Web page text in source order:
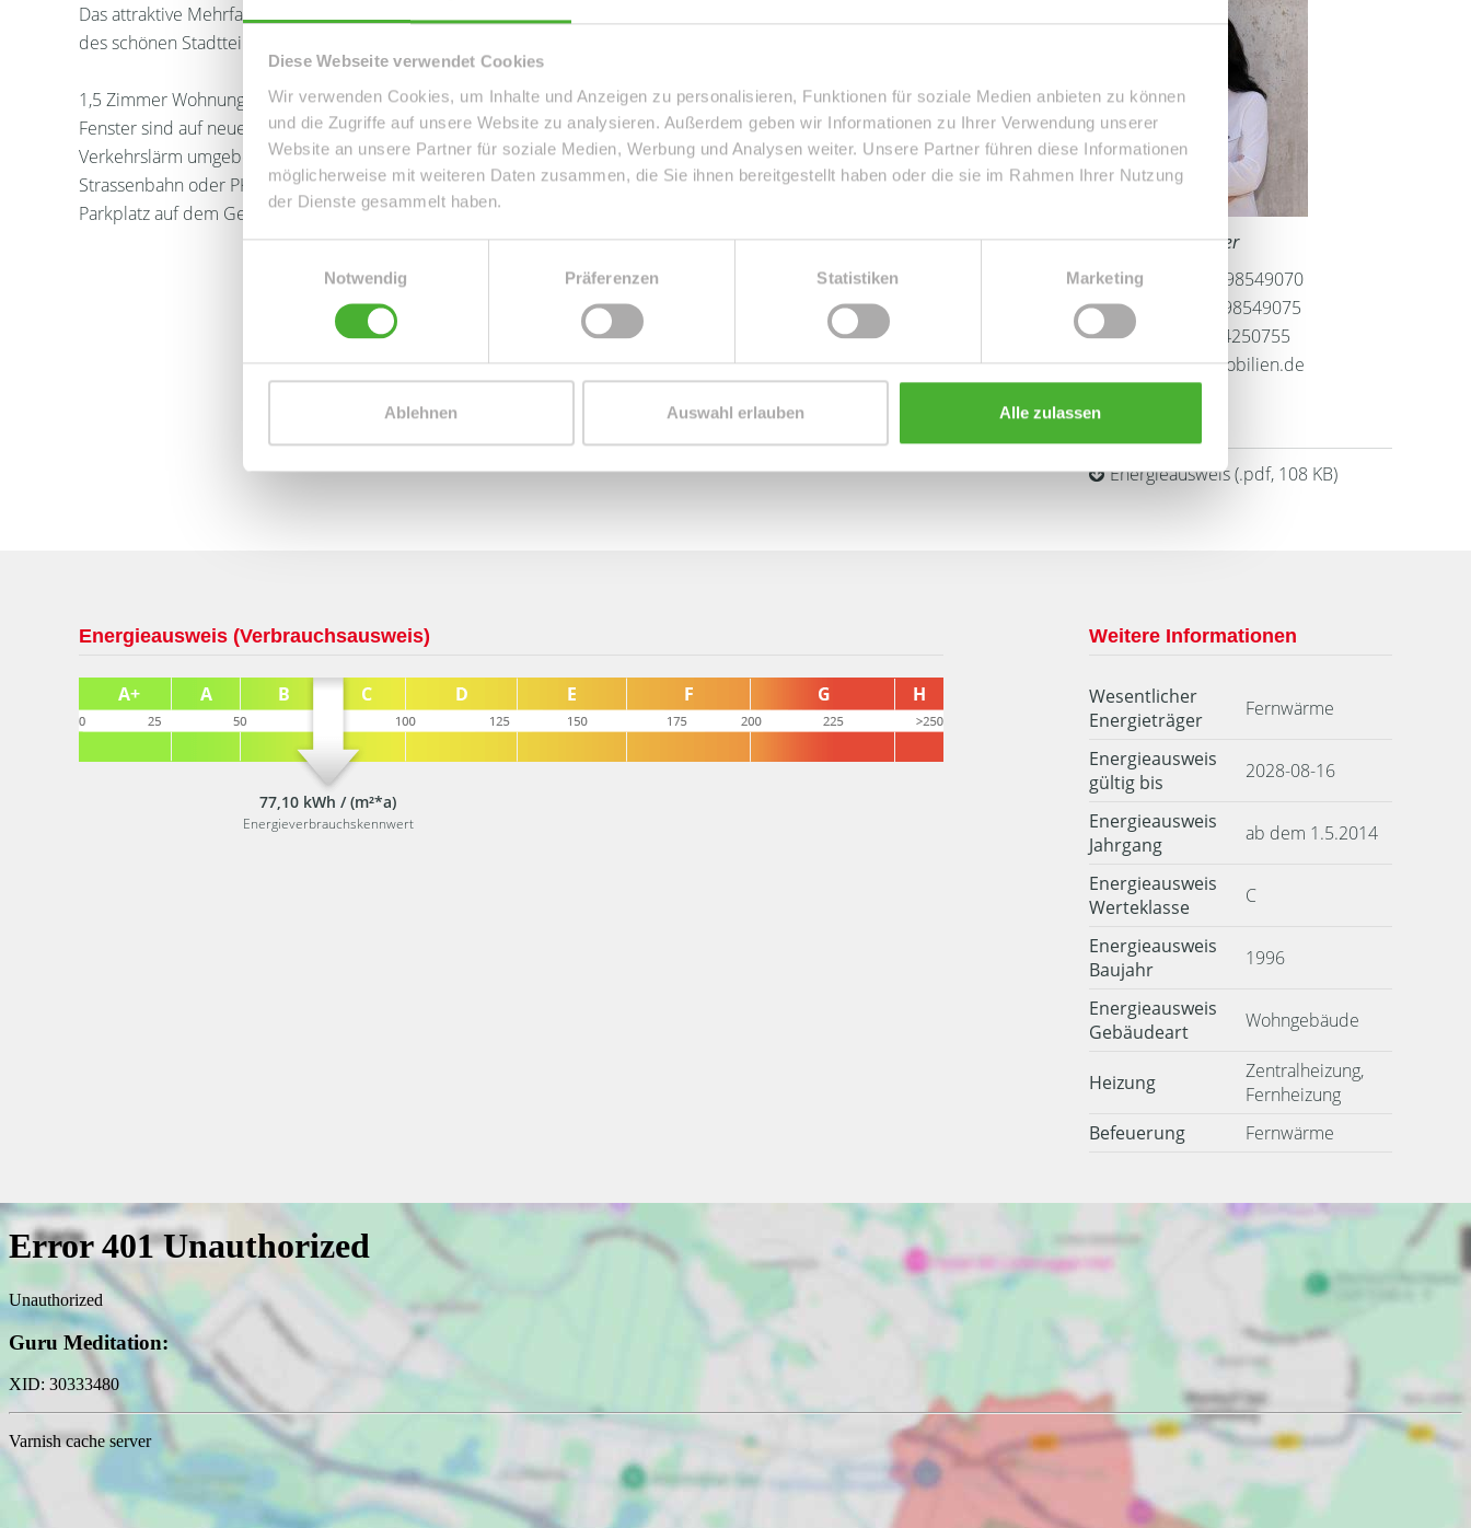
Diese Webseite verwendet Cookies
Wir verwenden Cookies, um Inhalte und Anzeigen zu personalisieren, Funktionen für soziale Medien anbieten zu können
und die Zugriffe auf unsere Website zu analysieren. Außerdem geben wir Informationen zu Ihrer Verwendung unserer
Website an unsere Partner für soziale Medien, Werbung und Analysen weiter. Unsere Partner führen diese Informationen
möglicherweise mit weiteren Daten zusammen, die Sie ihnen bereitgestellt haben oder die sie im Rahmen Ihrer Nutzung
der Dienste gesammelt haben.
Notwendig
Präferenzen Statistiken Marketing
Ablehnen Auswahl erlauben Alle zulassen
Das attraktive Mehrfamilienhaus (Neubau) befindet sich in idyllischer sowie beliebter Wohnlage "Heiterblick"
des schönen Stadtteils Leipzig-Paunsdorf.
1,5 Zimmer Wohnung mit Terrasse und Gartenanteil in einem Gebäude das 1995/6 neu errichtet wurde. Die
Fenster sind auf neuestem Stand mit Isolierglas. Die Wohnung liegt in einer sehr ruhigen Lage ohne
Verkehrslärm umgeben von viel Grün in einer gepflegten Anlage. Nur wenige Kilometer zum Stadtzentrum mit
Strassenbahn oder PKW. Sehr gute Einkaufs- und Parkmöglichkeiten.
Parkplatz auf dem Gelände reichlich vorhanden.
Frau Peggy Günther
Telefon: 004934298549070
Telefax: 004934298549075
Mobil: 004915254250755
info@le-apis-immobilien.de
Energieausweis (.pdf, 108 KB)
Energieausweis (Verbrauchsausweis)
77,10 kWh / (m²*a)
Energieverbrauchskennwert
Weitere Informationen
Wesentlicher
Energieträger
Fernwärme
Energieausweis
gültig bis
2028-08-16
Energieausweis
Jahrgang
ab dem 1.5.2014
Energieausweis
Werteklasse
C
Energieausweis
Baujahr
1996
Energieausweis
Gebäudeart
Wohngebäude
Heizung
Zentralheizung,
Fernheizung
Befeuerung
Fernwärme